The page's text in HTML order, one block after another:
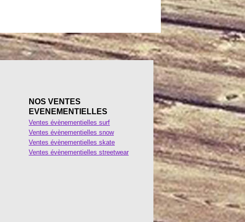
NOS VENTES
EVENEMENTIELLES
Ventes évènementielles surf
Ventes évènementielles snow
Ventes évènementielles skate
Ventes évènementielles streetwear